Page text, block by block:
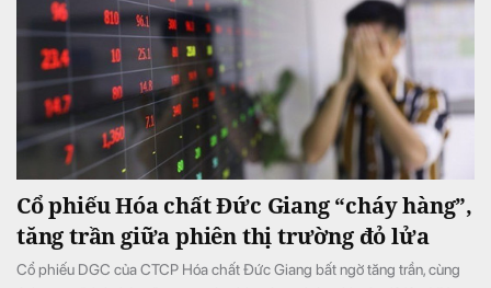
Cổ phiếu Hóa chất Đức Giang “cháy hàng”,
tăng trần giữa phiên thị trường đỏ lửa
Cổ phiếu DGC của CTCP Hóa chất Đức Giang bất ngờ tăng trần, cùng